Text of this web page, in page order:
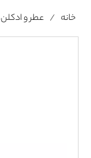
خانه / عطر و ادکلن